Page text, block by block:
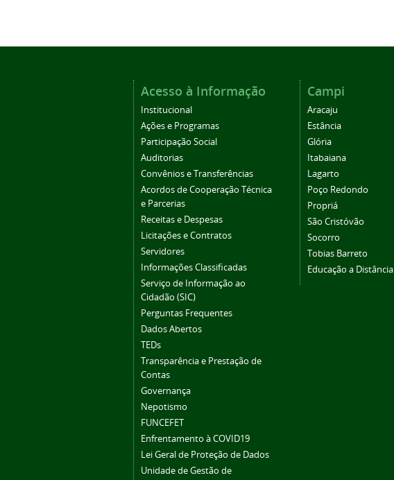
Acesso à Informação
Institucional
Ações e Programas
Participação Social
Auditorias
Convênios e Transferências
Acordos de Cooperação Técnica
e Parcerias
Receitas e Despesas
Licitações e Contratos
Servidores
Informações Classificadas
Serviço de Informação ao
Cidadão (SIC)
Perguntas Frequentes
Dados Abertos
TEDs
Transparência e Prestação de
Contas
Governança
Nepotismo
FUNCEFET
Enfrentamento à COVID19
Lei Geral de Proteção de Dados
Unidade de Gestão de
Campi
Aracaju
Estância
Glória
Itabaiana
Lagarto
Poço Redondo
Propriá
São Cristóvão
Socorro
Tobias Barreto
Educação a Distância